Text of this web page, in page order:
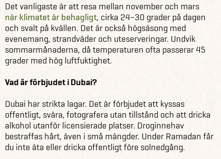
Det vanligaste är att resa mellan november och mars
när klimatet är behagligt, cirka 24–30 grader på dagen
och svalt på kvällen. Det är också högsäsong med
evenemang, strandväder och uteserveringar. Undvik
sommarmånaderna, då temperaturen ofta passerar 45
grader med hög luftfuktighet.
Vad är förbjudet i Dubai?
Dubai har strikta lagar. Det är förbjudet att kyssas
offentligt, svära, fotografera utan tillstånd och att dricka
alkohol utanför licensierade platser. Droginnehav
bestraffas hårt, även i små mängder. Under Ramadan får
du inte äta eller dricka offentligt före solnedgång.